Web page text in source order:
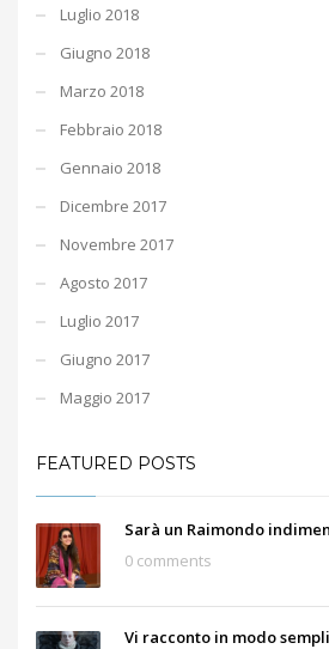
Luglio 2018
Giugno 2018
Marzo 2018
Febbraio 2018
Gennaio 2018
Dicembre 2017
Novembre 2017
Agosto 2017
Luglio 2017
Giugno 2017
Maggio 2017
FEATURED POSTS
Sarà un Raimondo
0 comments
Vi racconto in modo